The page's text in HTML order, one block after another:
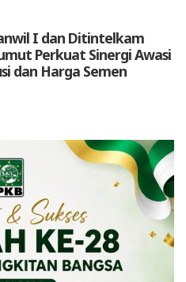
I dan Ditintelkam
Perkuat Sinergi Awasi
dan Harga Semen